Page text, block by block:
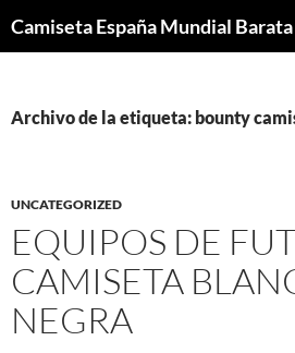
Camiseta España Mundial
Archivo de la etiqueta: bounty
UNCATEGORIZED
EQUIPOS DE
CAMISETA
NEGRA